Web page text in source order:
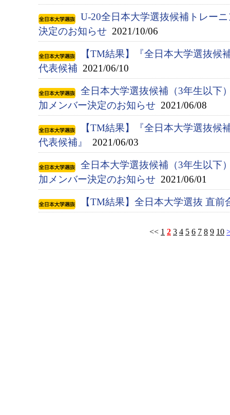
U-20全日本大学選抜候補トレー
決定のお知らせ 2021/10/06
【TM結果】『全日本大学選抜候
代表候補 2021/06/10
全日本大学選抜候補（3年生以下
加メンバー決定のお知らせ 2021/06/08
【TM結果】『全日本大学選抜候
代表候補』
2021/06/03
全日本大学選抜候補（3年生以下
加メンバー決定のお知らせ 2021/06/01
【TM結果】全日本大学選抜 直前
<< 1 2 3 4 5 6 7 8 9 10